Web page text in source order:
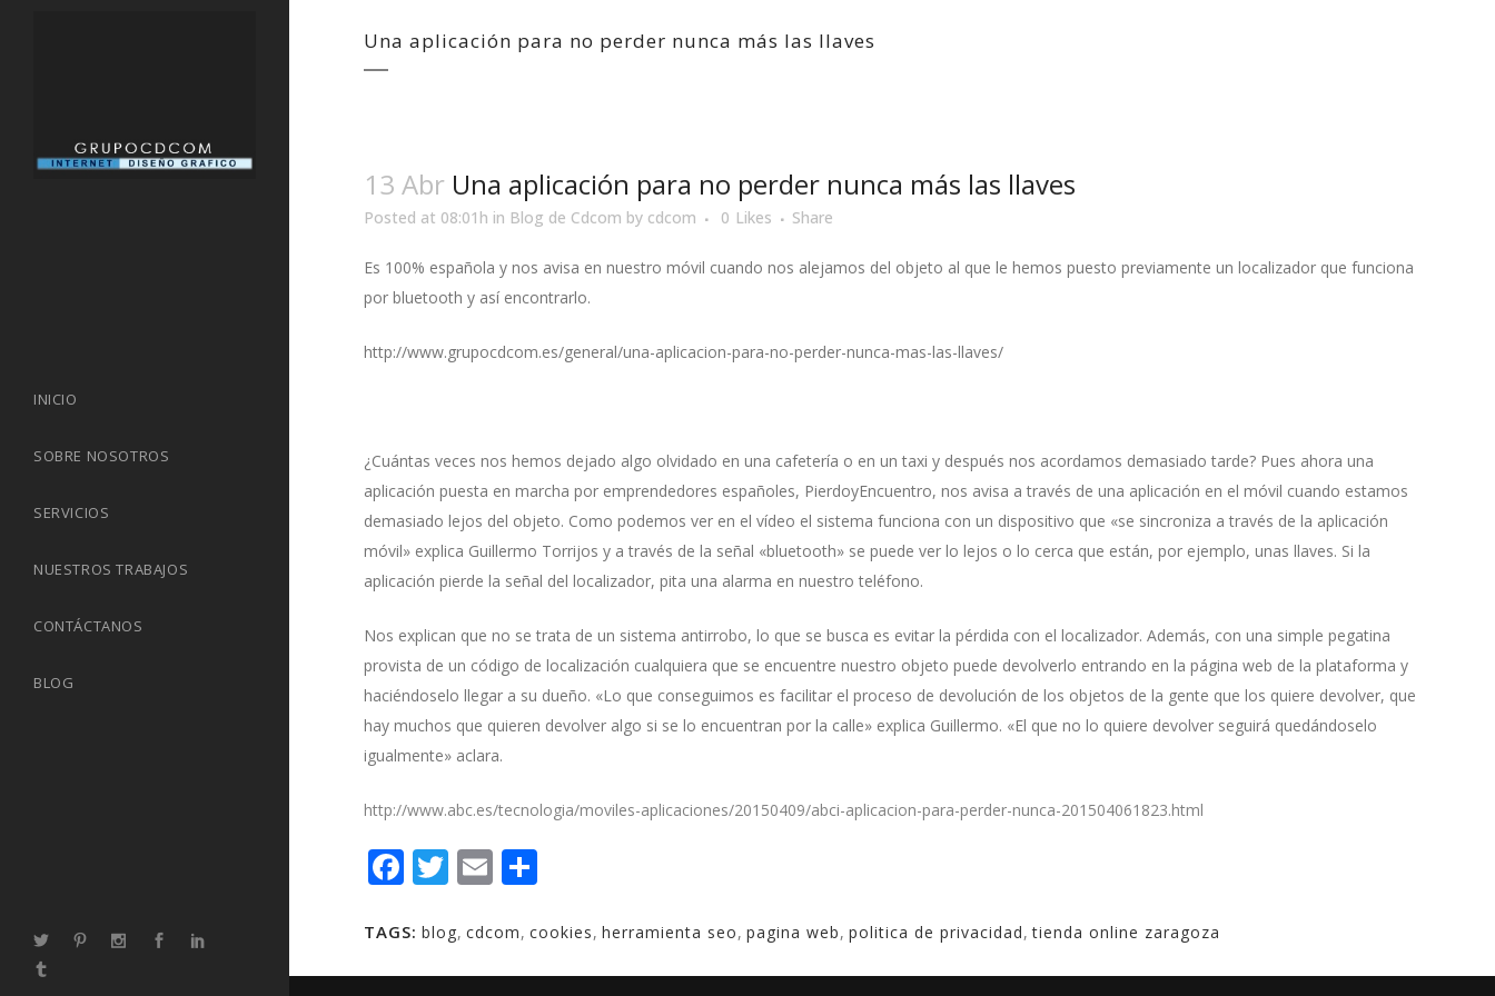
INICIO
SOBRE NOSOTROS
SERVICIOS
NUESTROS TRABAJOS
CONTÁCTANOS
BLOG
Una aplicación para no perder nunca más las llaves
13 Abr Una aplicación para no perder nunca más las llaves
Posted at 08:01h in Blog de Cdcom by cdcom 0 Likes Share
Es 100% española y nos avisa en nuestro móvil cuando nos alejamos del objeto al que le hemos puesto previamente un localizador que funciona
por bluetooth y así encontrarlo.
http://www.grupocdcom.es/general/una-aplicacion-para-no-perder-nunca-mas-las-llaves/
¿Cuántas veces nos hemos dejado algo olvidado en una cafetería o en un taxi y después nos acordamos demasiado tarde? Pues ahora una
aplicación puesta en marcha por emprendedores españoles, PierdoyEncuentro, nos avisa a través de una aplicación en el móvil cuando estamos
demasiado lejos del objeto. Como podemos ver en el vídeo el sistema funciona con un dispositivo que «se sincroniza a través de la aplicación
móvil» explica Guillermo Torrijos y a través de la señal «bluetooth» se puede ver lo lejos o lo cerca que están, por ejemplo, unas llaves. Si la
aplicación pierde la señal del localizador, pita una alarma en nuestro teléfono.
Nos explican que no se trata de un sistema antirrobo, lo que se busca es evitar la pérdida con el localizador. Además, con una simple pegatina
provista de un código de localización cualquiera que se encuentre nuestro objeto puede devolverlo entrando en la página web de la plataforma y
haciéndoselo llegar a su dueño. «Lo que conseguimos es facilitar el proceso de devolución de los objetos de la gente que los quiere devolver, que
hay muchos que quieren devolver algo si se lo encuentran por la calle» explica Guillermo. «El que no lo quiere devolver seguirá quedándoselo
igualmente» aclara.
http://www.abc.es/tecnologia/moviles-aplicaciones/20150409/abci-aplicacion-para-perder-nunca-201504061823.html
Facebook
Twitter
Email
TAGS: blog, cdcom, cookies, herramienta seo, pagina web, politica de privacidad,tienda online zaragoza